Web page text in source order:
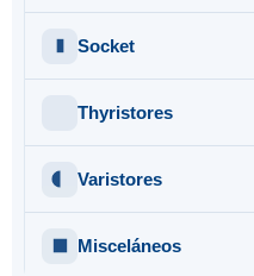
Socket
Thyristores
Varistores
Misceláneos